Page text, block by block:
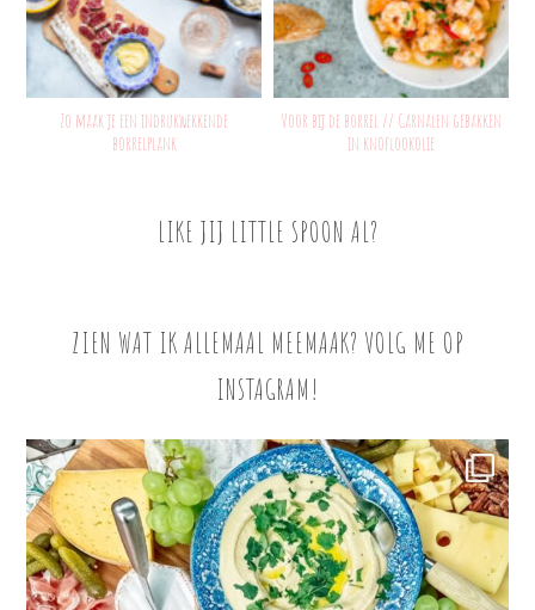
Zo maak je een indrukwekkende
borrelplank
Voor bij de borrel // Garnalen gebakken
in knoflookolie
LIKE JIJ LITTLE SPOON AL?
ZIEN WAT IK ALLEMAAL MEEMAAK? VOLG ME OP
INSTAGRAM!